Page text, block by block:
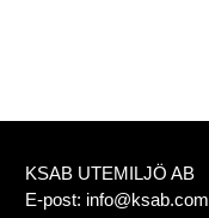
KSAB UTEMILJÖ AB
E-post: info@ksab.com